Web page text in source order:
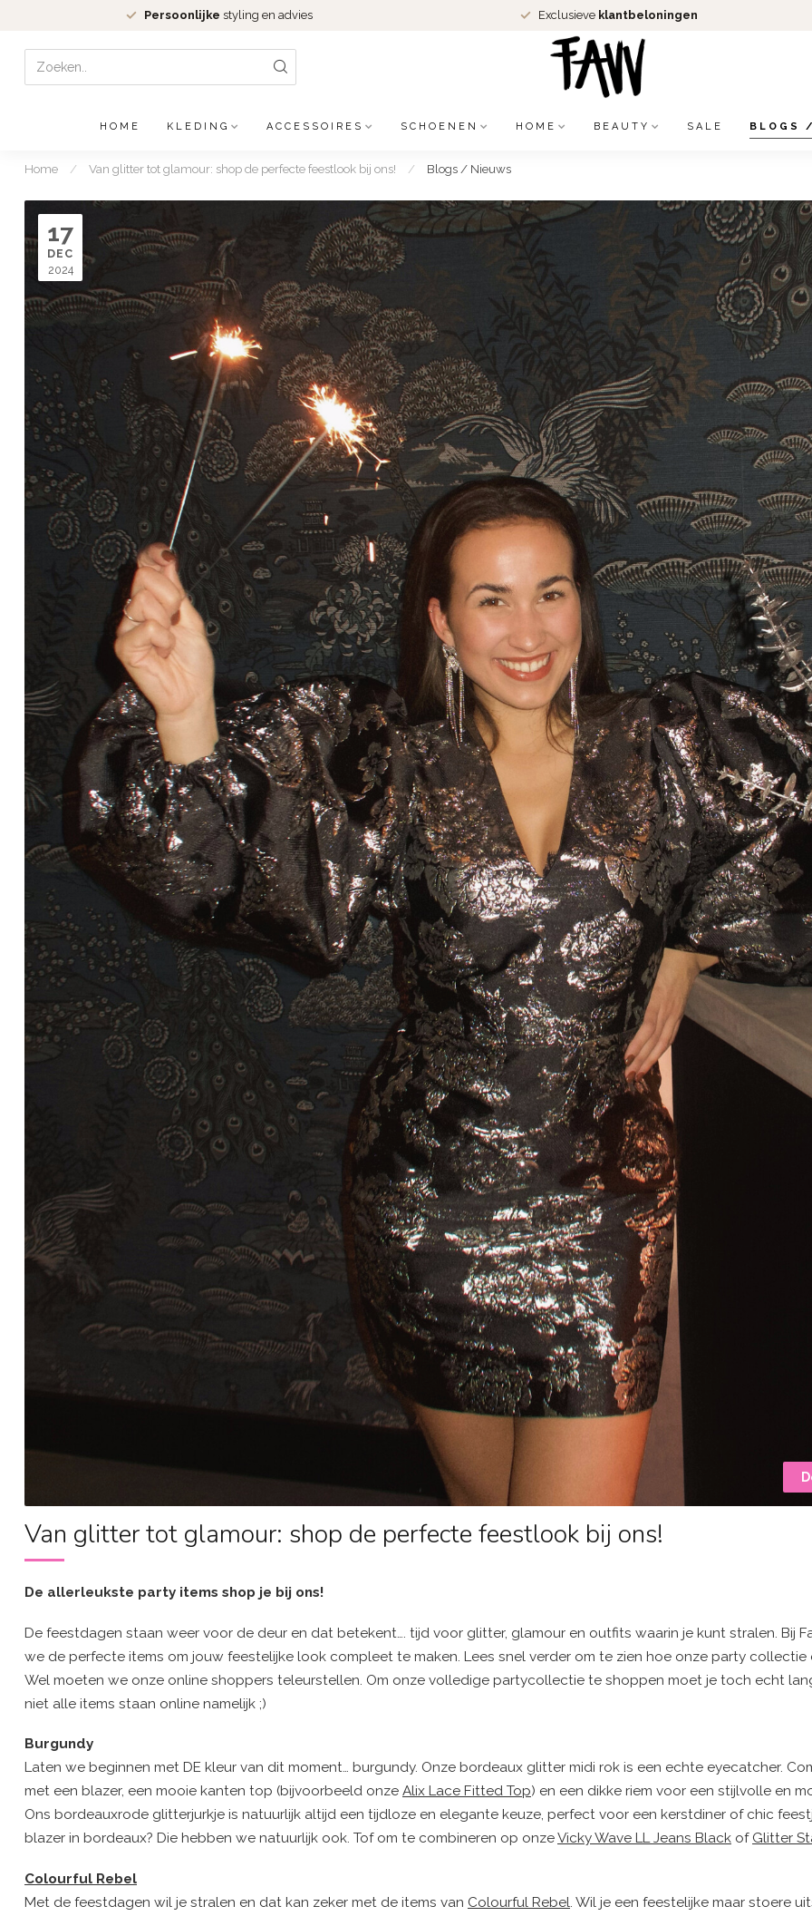
Persoonlijke styling en advies Exclusieve klantbeloningen
HOME KLEDING ACCESSOIRES SCHOENEN HOME BEAUTY SALE BLOGS
Home / Van glitter tot glamour: shop de perfecte feestlook bij ons! / Blogs / Nieuws
17
DEC
2024
Van glitter tot glamour: shop de perfecte feestlook bij ons!
De allerleukste party items shop je bij ons!
De feestdagen staan weer voor de deur en dat betekent…. tijd voor glitter, glamour en outfits waarin je kunt stralen. Bij
we de perfecte items om jouw feestelijke look compleet te maken. Lees snel verder om te zien hoe onze party collectie
Wel moeten we onze online shoppers teleurstellen. Om onze volledige partycollectie te shoppen moet je toch echt
niet alle items staan online namelijk ;)
Burgundy
Laten we beginnen met DE kleur van dit moment… burgundy. Onze bordeaux glitter midi rok is een echte eyecatcher.
met een blazer, een mooie kanten top (bijvoorbeeld onze Alix Lace Fitted Top) en een dikke riem voor een stijlvolle en
Ons bordeauxrode glitterjurkje is natuurlijk altijd een tijdloze en elegante keuze, perfect voor een kerstdiner of chic
blazer in bordeaux? Die hebben we natuurlijk ook. Tof om te combineren op onzeVicky Wave LL Jeans Black of Glitter
Colourful Rebel
Met de feestdagen wil je stralen en dat kan zeker met de items van Colourful Rebel. Wil je een feestelijke maar stoere